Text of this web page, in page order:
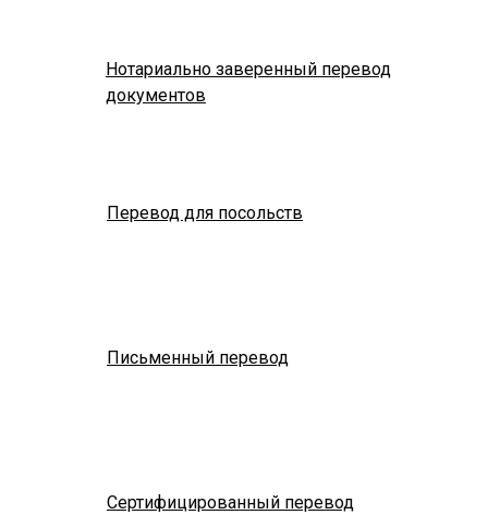
Нотариально заверенный перевод
документов
Перевод для посольств
Письменный перевод
Сертифицированный перевод